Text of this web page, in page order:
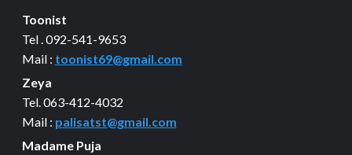
Toonist
Tel . 092-541-9653
Mail : toonist69@gmail.com
Zeya
Tel. 063-412-4032
Mail : palisatst@gmail.com
Madame Puja